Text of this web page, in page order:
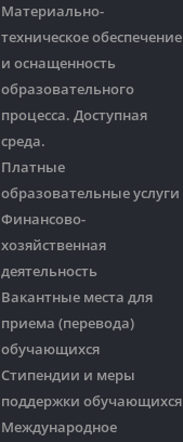
Материально-
техническое обеспечение
и оснащенность
образовательного
процесса. Доступная
среда.
Платные
образовательные услуги
Финансово-
хозяйственная
деятельность
Вакантные места для
приема (перевода)
обучающихся
Стипендии и меры
поддержки обучающихся
Международное